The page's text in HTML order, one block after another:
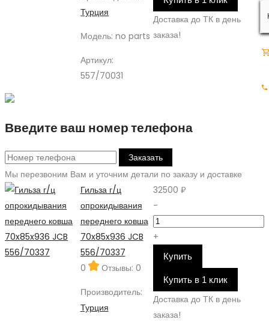
Турция
Модель: no parts
Артикул:
557/70031
Доставка до ТК в день
заказа!
Введите ваш номер телефона
Заказать
Мы перезвоним Вам и уточним детали по заказу и доставке
Гильза г/ц
опрокидывания
переднего ковша
70x85x936 JCB
556/70337
0
Отзывы: 0
Производитель:
Турция
32500 ₽
-
+
Купить
Купить в 1 клик
Доставка до ТК в день
заказа!